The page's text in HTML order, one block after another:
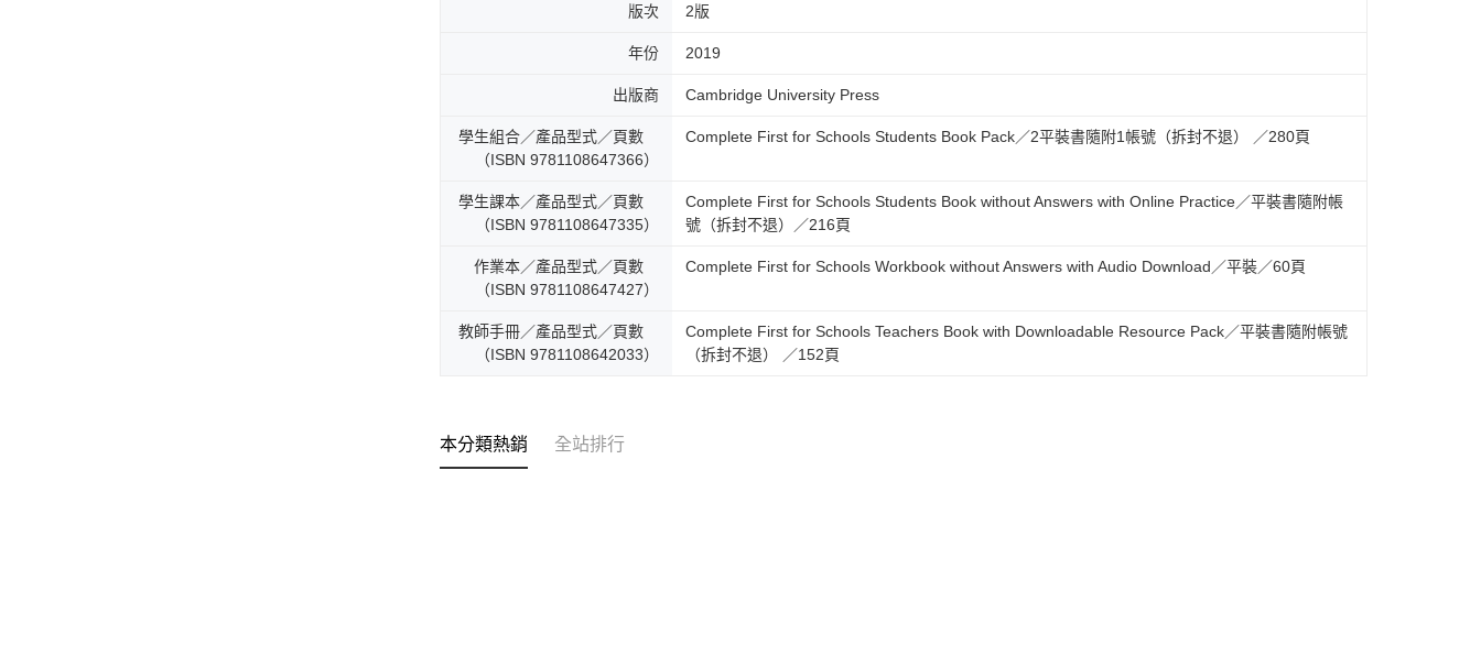
版次 2版
年份 2019
出版商 Cambridge University Press
學生組合／產品型式／頁數
（ISBN 9781108647366）
Complete First for Schools Students Book Pack／2平裝書隨附1帳號（拆封不退） ／280頁
學生課本／產品型式／頁數
（ISBN 9781108647335）
Complete First for Schools Students Book without Answers with Online Practice／平裝書隨附帳
號（拆封不退）／216頁
作業本／產品型式／頁數
（ISBN 9781108647427）
Complete First for Schools Workbook without Answers with Audio Download／平裝／60頁
教師手冊／產品型式／頁數
（ISBN 9781108642033）
Complete First for Schools Teachers Book with Downloadable Resource Pack／平裝書隨附帳號
（拆封不退） ／152頁
本分類熱銷 全站排行